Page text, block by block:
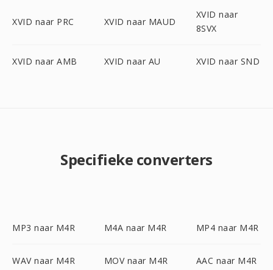
XVID naar PRC XVID naar MAUD
XVID naar
8SVX
XVID naar AMB XVID naar AU XVID naar SND
Specifieke converters
MP3 naar M4R M4A naar M4R MP4 naar M4R
WAV naar M4R MOV naar M4R AAC naar M4R